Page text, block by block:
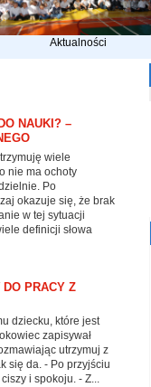
Aktualności
NAUKI? –
wiele
nie ma ochoty
Po
okazuje się, że brak
w tej sytuacji
definicji słowa
PRACY Z
dziecku, które jest
zapisywał
utrzymuj z
się da. - Po przyjściu
i spokoju. - Z...